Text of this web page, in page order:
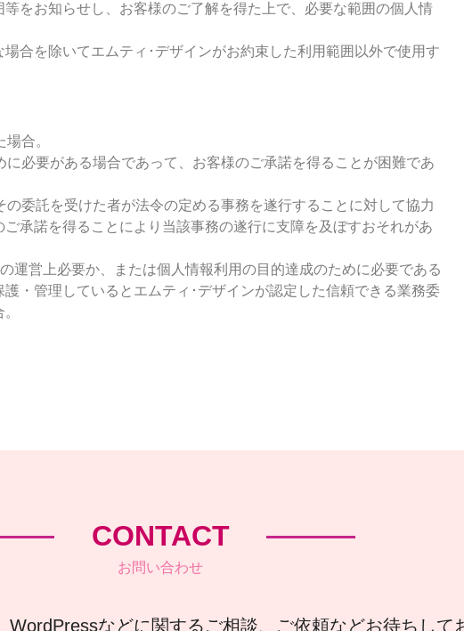
をお知らせし、お客様のご了解を得た上で、必要な範囲の個人情
合を除いてエムティ･デザインがお約束した利用範囲以外で使用す
合。
必要がある場合であって、お客様のご承諾を得ることが困難であ
委託を受けた者が法令の定める事務を遂行することに対して協力
承諾を得ることにより当該事務の遂行に支障を及ぼすおそれがあ
運営上必要か、または個人情報利用の目的達成のために必要である
・管理しているとエムティ･デザインが認定した信頼できる業務委
CONTACT
お問い合わせ
などに関するご相談、ご依頼などお待ちして